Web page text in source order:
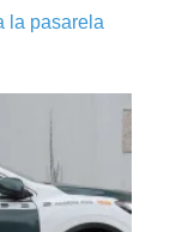
la pasarela